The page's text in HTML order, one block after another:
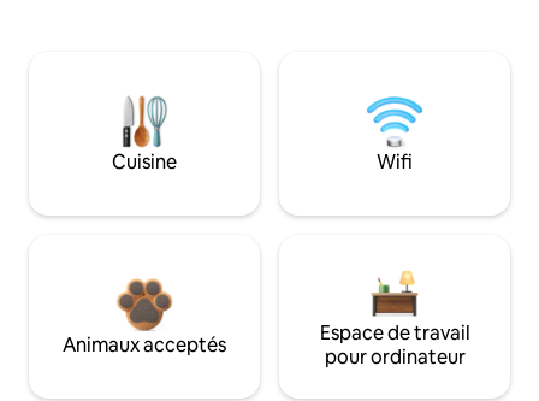
Cuisine Wifi
Animaux acceptés
Espace de travail
pour ordinateur